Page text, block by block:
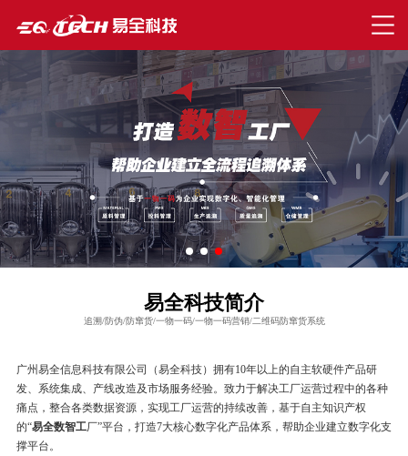
易全科技简介
追溯/防伪/防窜货/一物一码/一物一码营销/二维码防窜货系统
广州易全信息科技有限公司（易全科技）拥有10年以上的自主软硬件产品研
发、系统集成、产线改造及市场服务经验。致力于解决工厂运营过程中的各种
痛点，整合各类数据资源，实现工厂运营的持续改善，基于自主知识产权
的“易全数智工厂”平台，打造7大核心数字化产品体系，帮助企业建立数字化支
撑平台。